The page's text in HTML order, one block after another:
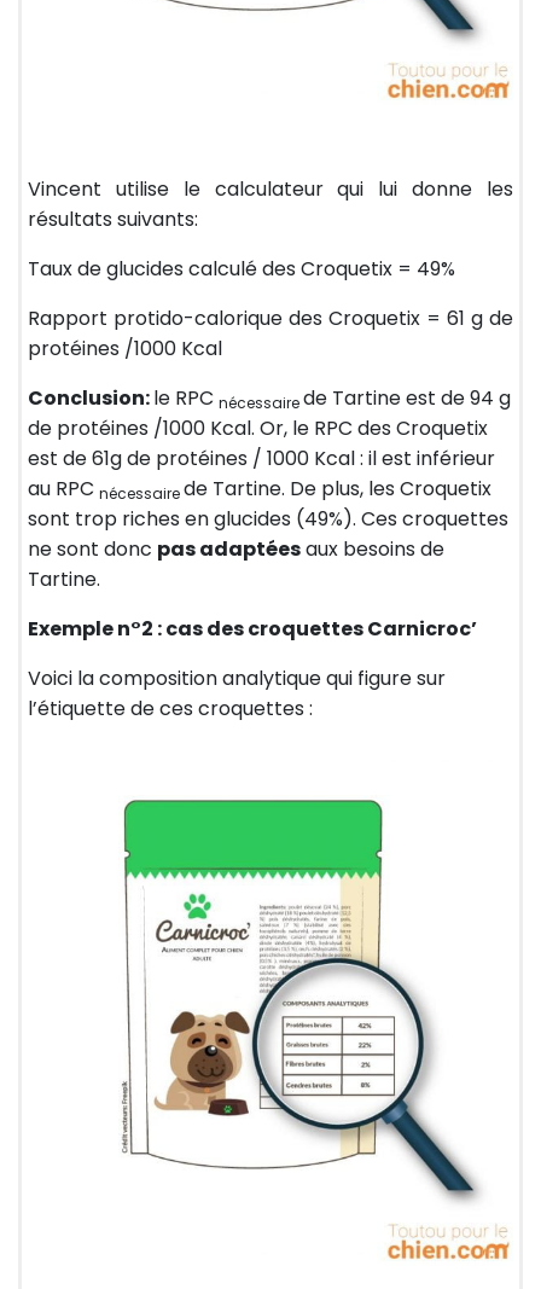
Vincent utilise le calculateur qui lui donne les
résultats suivants:
Taux de glucides calculé des Croquetix = 49%
Rapport protido-calorique des Croquetix = 61 g de
protéines /1000 Kcal
Conclusion:le RPC nécessairede Tartine est de 94 g
de protéines /1000 Kcal. Or, le RPC des Croquetix
est de 61g de protéines / 1000 Kcal : il est inférieur
au RPC nécessairede Tartine. De plus, les Croquetix
sont trop riches en glucides (49%). Ces croquettes
ne sont donc pas adaptéesaux besoins de
Tartine.
Exemple n°2 : cas des croquettes Carnicroc’
Voici la composition analytique qui figure sur
l’étiquette de ces croquettes :